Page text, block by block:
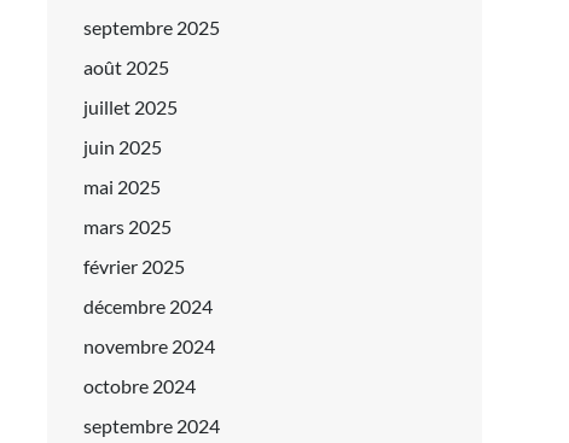
septembre 2025
août 2025
juillet 2025
juin 2025
mai 2025
mars 2025
février 2025
décembre 2024
novembre 2024
octobre 2024
septembre 2024